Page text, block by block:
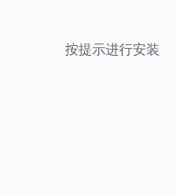
按提示进行安装